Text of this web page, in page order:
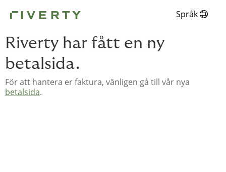
Språk
Riverty har fått en ny
betalsida.
För att hantera er faktura, vänligen gå till vår nya
betalsida.